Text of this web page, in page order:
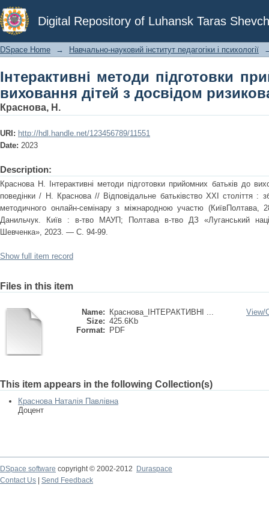
Digital Repository of Luhansk Taras
Інтерактивні методи підготовки
досвідом ризикованої поведінки
DSpace Home → Навчально-науковий інститут педагогіки і психології
Інтерактивні методи підготовки
виховання дітей з досвідом
Краснова, Н.
URI: http://hdl.handle.net/123456789/11551
Date: 2023
Description:
Краснова Н. Інтерактивні методи підготовки прийомних батьків до
поведінки / Н. Краснова // Відповідальне батьківство ХХІ століття :
методичного онлайн-семінару з міжнародною участю
Данильчук. Київ : в-тво МАУП; Полтава в-тво ДЗ «Луганський
Шевченка», 2023. — С. 94-99.
Show full item record
Files in this item
Name:
Краснова_ІНТЕРАКТИВНІ ...
Size: 425.6Kb
Format:
PDF
View/
This item appears in the following Collection(s)
Краснова Наталія Павлівна
Доцент
DSpace software copyright © 2002-2012
Duraspace
Contact Us
Send Feedback